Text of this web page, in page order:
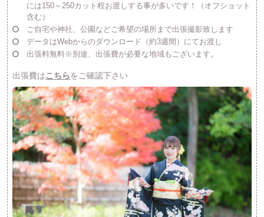
には150～250カット程お渡しする事が多いです！（オフショット
含む）
ご自宅や神社、公園などご希望の場所まで出張撮影致します
データはWebからのダウンロード（約3週間）にてお渡し
出張料無料※別途、出張費が必要な地域もございます。
出張費はこちらをご確認下さい